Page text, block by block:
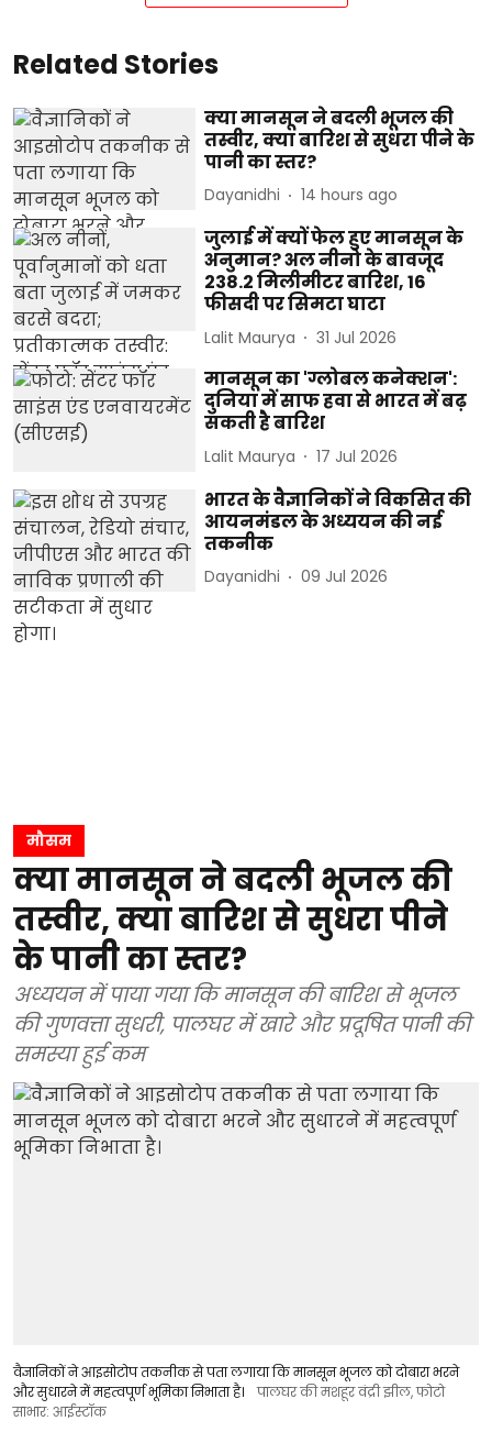
Related Stories
क्या मानसून ने बदली भूजल की
तस्वीर, क्या बारिश से सुधरा पीने के
पानी का स्तर?
Dayanidhi 14 hours ago
जुलाई में क्यों फेल हुए मानसून के
अनुमान? अल नीनो के बावजूद
238.2 मिलीमीटर बारिश, 16
फीसदी पर सिमटा घाटा
Lalit Maurya 31 Jul 2026
मानसून का 'ग्लोबल कनेक्शन':
दुनिया में साफ हवा से भारत में बढ़
सकती है बारिश
Lalit Maurya 17 Jul 2026
भारत के वैज्ञानिकों ने विकसित की
आयनमंडल के अध्ययन की नई
तकनीक
Dayanidhi 09 Jul 2026
मौसम
क्या मानसून ने बदली भूजल की
तस्वीर, क्या बारिश से सुधरा पीने
के पानी का स्तर?
अध्ययन में पाया गया कि मानसून की बारिश से भूजल
की गुणवत्ता सुधरी, पालघर में खारे और प्रदूषित पानी की
समस्या हुई कम
वैज्ञानिकों ने आइसोटोप तकनीक से पता लगाया कि मानसून भूजल को दोबारा भरने
और सुधारने में महत्वपूर्ण भूमिका निभाता है।
पालघर की मशहूर वंद्री झील, फोटो
साभार: आईस्टॉक